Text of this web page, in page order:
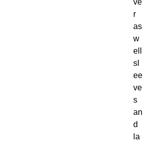
r
as
w
ell
sl
ee
ve
s
an
d
la